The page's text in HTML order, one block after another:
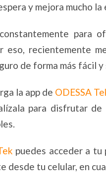
y mejora mucho la
para
recientemente
de forma más fácil
la app de ODESSA
para disfrutar
puedes acceder a
desde tu celular, en